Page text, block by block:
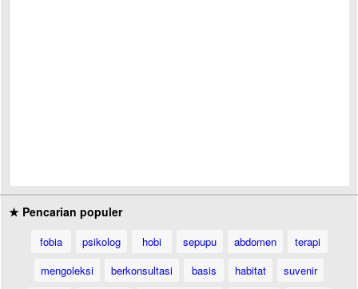
★ Pencarian populer
fobia psikolog hobi sepupu abdomen
terapi
mengoleksi
berkonsultasi basis habitat
suvenir